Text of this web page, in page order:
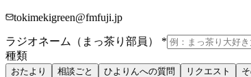
tokimekigreen@fmfuji.jp
ラジオネーム （まっ茶り部員）
*
種類
おたより 相談ごと ひよりんへの質問 リクエスト